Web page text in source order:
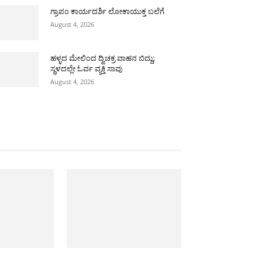
ಗ್ರಾಪಂ ಕಾರ್ಯದರ್ಶಿ ಲೋಕಾಯುಕ್ತ ಬಲೆಗೆ
August 4, 2026
ಹಳ್ಳದ ಮೇಲಿಂದ ದ್ವಿಚಕ್ರ ವಾಹನ ಬಿದ್ದು;
ಸ್ಥಳದಲ್ಲೇ ಓರ್ವ ವ್ಯಕ್ತಿ ಸಾವು
August 4, 2026